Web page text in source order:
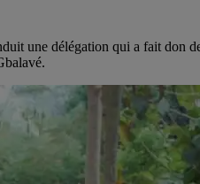
une délégation qui a fait don